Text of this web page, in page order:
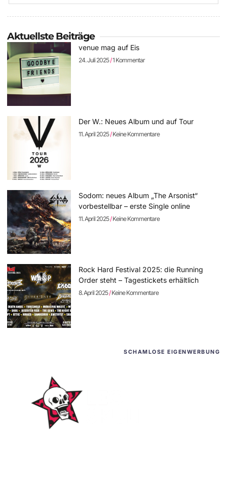
Aktuellste Beiträge
venue mag auf Eis
24. Juli 2025 1 Kommentar
Der W.: Neues Album und auf Tour
11. April 2025 Keine Kommentare
Sodom: neues Album „The Arsonist“
vorbestellbar – erste Single online
11. April 2025 Keine Kommentare
Rock Hard Festival 2025: die Running
Order steht – Tagestickets erhältlich
8. April 2025 Keine Kommentare
SCHAMLOSE EIGENWERBUNG